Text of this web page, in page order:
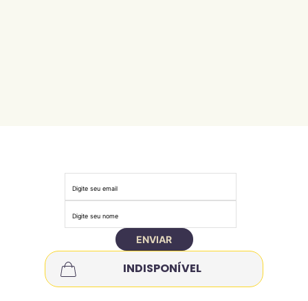
ENVIAR
INDISPONÍVEL